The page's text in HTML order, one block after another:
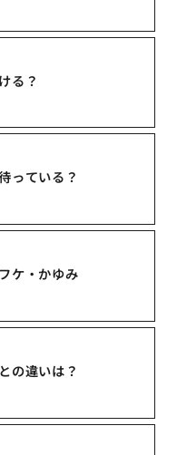
る？
っている？
ケ・かゆみ
の違いは？